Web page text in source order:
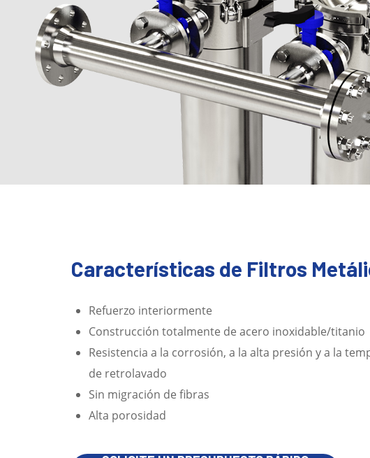
Características de Filtros
Refuerzo interiormente
Construcción totalmente de acero inoxidable/titanio
Resistencia a la corrosión, a la alta presión y a la
de retrolavado
Sin migración de fibras
Alta porosidad